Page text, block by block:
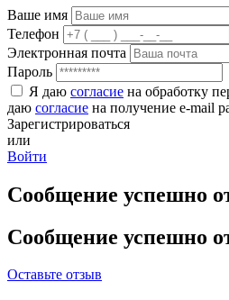
Ваше имя
Телефон
Электронная почта
Пароль
Я даю согласие на обработку
даю согласие на получение e-mail
Зарегистрироваться
или
Войти
Сообщение успешно
Сообщение успешно
Оставьте отзыв